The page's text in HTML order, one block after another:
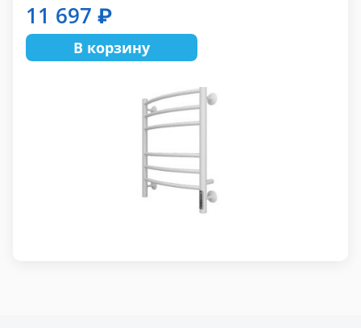
11 697 ₽
В корзину